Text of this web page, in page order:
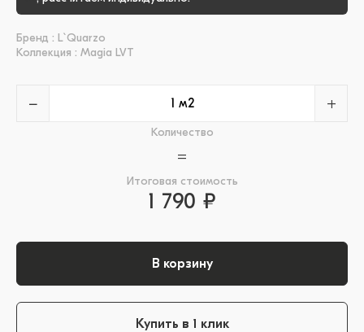
Бренд : L`Quarzo
Коллекция : Magia LVT
− +
Количество
=
Итоговая стоимость
1 790 ₽
В корзину
Купить в 1 клик